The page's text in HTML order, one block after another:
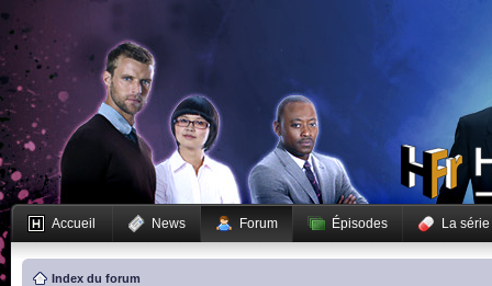
Accueil News Forum Épisodes La série
Index du forum